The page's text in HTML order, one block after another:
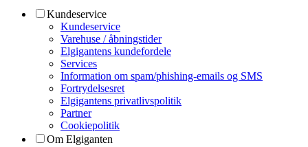
Kundeservice
Kundeservice
Varehuse / åbningstider
Elgigantens kundefordele
Services
Information om spam/phishing-emails og SMS
Fortrydelsesret
Elgigantens privatlivspolitik
Partner
Cookiepolitik
Om Elgiganten